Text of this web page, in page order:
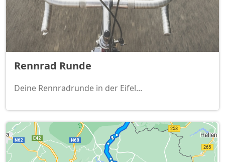
Rennrad Runde
Deine Rennradrunde in der Eifel...